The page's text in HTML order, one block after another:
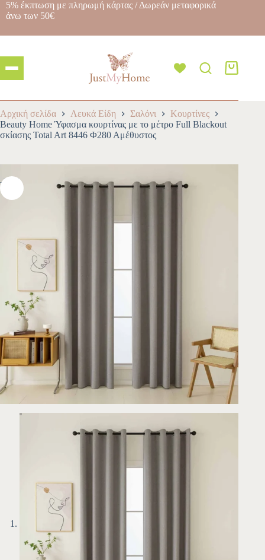
5% έκπτωση με πληρωμή κάρτας / Δωρεάν μεταφορικά
άνω των 50€
Αρχική σελίδα Λευκά Είδη Σαλόνι
Κουρτίνες
Beauty Home Ύφασμα κουρτίνας με το μέτρο Full Blackout
σκίασης Total Art 8446 Φ280 Αμέθυστος
-10%